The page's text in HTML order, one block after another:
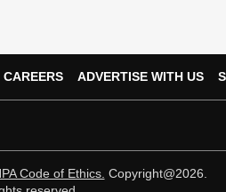
CAREERS ADVERTISE WITH US
Code of Ethics. Copyright@2026.